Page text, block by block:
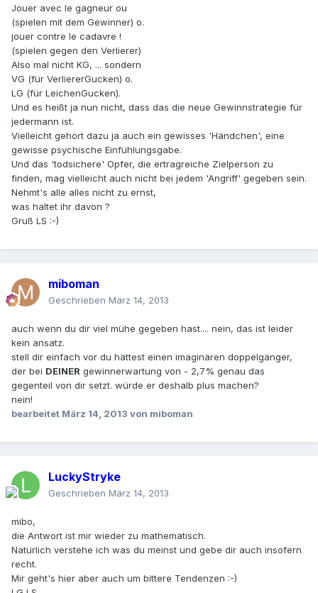
Jouer avec le gagneur ou
(spielen mit dem Gewinner) o.
jouer contre le cadavre !
(spielen gegen den Verlierer)
Also mal nicht KG, ... sondern
VG (für VerliererGucken) o.
LG (für LeichenGucken).
Und es heißt ja nun nicht, dass das die neue Gewinnstrategie für
jedermann ist.
Vielleicht gehört dazu ja auch ein gewisses 'Händchen', eine
gewisse psychische Einfühlungsgabe.
Und das 'todsichere' Opfer, die ertragreiche Zielperson zu
finden, mag vielleicht auch nicht bei jedem 'Angriff' gegeben sein.
Nehmt's alle alles nicht zu ernst,
was haltet ihr davon ?
Gruß LS :-)
miboman
Geschrieben März 14, 2013
auch wenn du dir viel mühe gegeben hast.... nein, das ist leider
kein ansatz.
stell dir einfach vor du hättest einen imaginären doppelgänger,
der bei DEINER gewinnerwartung von - 2,7% genau das
gegenteil von dir setzt. würde er deshalb plus machen?
nein!
bearbeitet März 14, 2013 von miboman
LuckyStryke
Geschrieben März 14, 2013
mibo,
die Antwort ist mir wieder zu mathematisch.
Natürlich verstehe ich was du meinst und gebe dir auch insofern
recht.
Mir geht's hier aber auch um bittere Tendenzen :-)